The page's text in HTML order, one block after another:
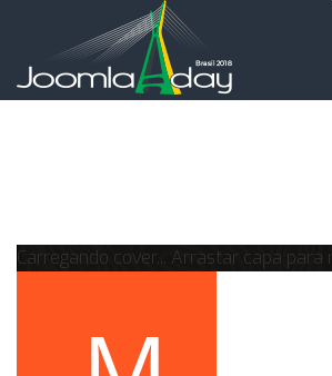
Carregando cover... Arrastar capa para